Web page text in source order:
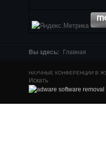
Вы здесь: Главная
НАУЧНЫЕ КОНФЕРЕНЦИИ В
Искать